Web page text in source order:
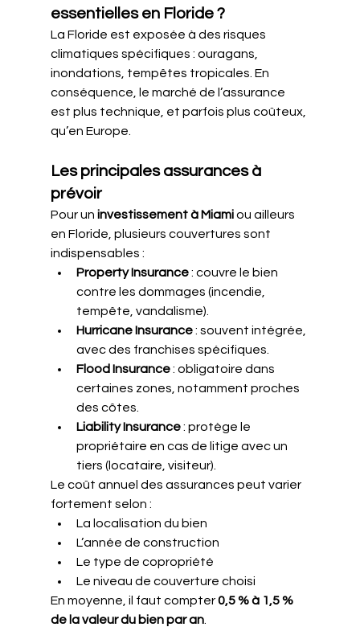
essentielles en Floride ?
La Floride est exposée à des risques
climatiques spécifiques : ouragans,
inondations, tempêtes tropicales. En
conséquence, le marché de l’assurance
est plus technique, et parfois plus coûteux,
qu’en Europe.
Les principales assurances à
prévoir
Pour un investissement à Miami ou ailleurs
en Floride, plusieurs couvertures sont
indispensables :
Property Insurance : couvre le bien
contre les dommages (incendie,
tempête, vandalisme).
Hurricane Insurance : souvent intégrée,
avec des franchises spécifiques.
Flood Insurance : obligatoire dans
certaines zones, notamment proches
des côtes.
Liability Insurance : protège le
propriétaire en cas de litige avec un
tiers (locataire, visiteur).
Le coût annuel des assurances peut varier
fortement selon :
La localisation du bien
L’année de construction
Le type de copropriété
Le niveau de couverture choisi
En moyenne, il faut compter 0,5 % à 1,5 %
de la valeur du bien par an.